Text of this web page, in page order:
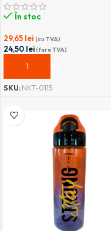
În stoc
29,65 lei (cu TVA)
24,50 lei(fara TVA)
ADAUGĂ ÎN COȘ
SKU:NKT-0115